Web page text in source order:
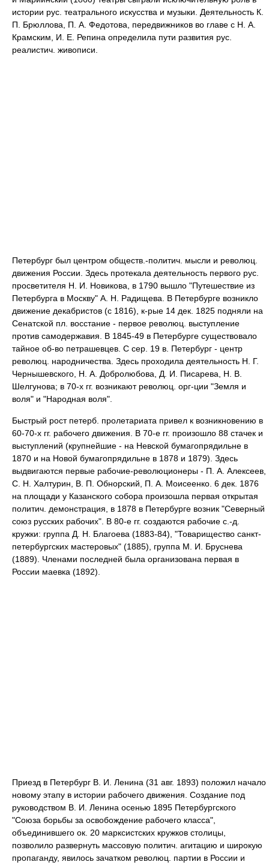
истории рус. театрального искусства и музыки. Деятельность К.
П. Брюллова, П. А. Федотова, передвижников во главе с Н. А.
Крамским, И. Е. Репина определила пути развития рус.
реалистич. живописи.
Петербург был центром обществ.-политич. мысли и революц.
движения России. Здесь протекала деятельность первого рус.
просветителя Н. И. Новикова, в 1790 вышло "Путешествие из
Петербурга в Москву" А. Н. Радищева. В Петербурге возникло
движение декабристов (с 1816), к-рые 14 дек. 1825 подняли на
Сенатской пл. восстание - первое революц. выступление
против самодержавия. В 1845-49 в Петербурге существовало
тайное об-во петрашевцев. С сер. 19 в. Петербург - центр
революц. народничества. Здесь проходила деятельность Н. Г.
Чернышевского, Н. А. Добролюбова, Д. И. Писарева, Н. В.
Шелгунова; в 70-х гг. возникают революц. орг-ции "Земля и
воля" и "Народная воля".
Быстрый рост петерб. пролетариата привел к возникновению в
60-70-х гг. рабочего движения. В 70-е гг. произошло 88 стачек и
выступлений (крупнейшие - на Невской бумагопрядильне в
1870 и на Новой бумагопрядильне в 1878 и 1879). Здесь
выдвигаются первые рабочие-революционеры - П. А. Алексеев,
С. Н. Халтурин, В. П. Обнорский, П. А. Моисеенко. 6 дек. 1876
на площади у Казанского собора произошла первая открытая
политич. демонстрация, в 1878 в Петербурге возник "Северный
союз русских рабочих". В 80-е гг. создаются рабочие с.-д.
кружки: группа Д. Н. Благоева (1883-84), "Товарищество санкт-
петербургских мастеровых" (1885), группа М. И. Бруснева
(1889). Членами последней была организована первая в
России маевка (1892).
Приезд в Петербург В. И. Ленина (31 авг. 1893) положил начало
новому этапу в истории рабочего движения. Создание под
руководством В. И. Ленина осенью 1895 Петербургского
"Союза борьбы за освобождение рабочего класса",
объединившего ок. 20 марксистских кружков столицы,
позволило развернуть массовую политич. агитацию и широкую
пропаганду, явилось зачатком революц. партии в России и